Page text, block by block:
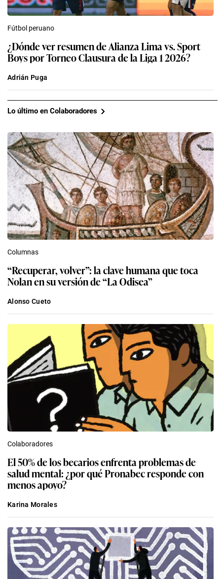
Fútbol peruano
¿Dónde ver resumen de Alianza Lima vs. Sport
Boys por Torneo Clausura de la Liga 1 2026?
Adrián Puga
Lo último en Colaboradores
Columnas
“Recuperar, volver”: la clave humana que toca
Nolan en su versión de “La Odisea”
Alonso Cueto
Colaboradores
El 50% de los becarios enfrenta problemas de
salud mental: ¿por qué Pronabec responde con
menos apoyo?
Karina Morales